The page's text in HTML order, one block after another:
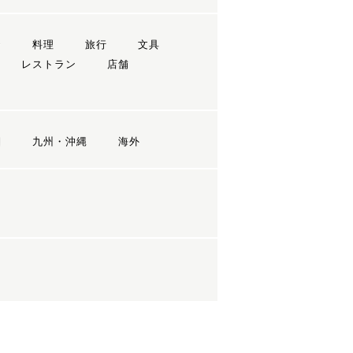
料理 旅行
文具
レストラン
店舗
九州・沖縄 海外